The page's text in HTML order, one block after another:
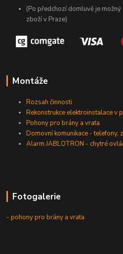
(Po předchozí domluvě je
zboží v Praze)
Montáže
Rozsah činnosti
Rekonstrukce elektroinstalace v
Pohony pro brány a vrata
Domovní komunikace - telefony,
Alarm JABLOTRON - chytré
Fotogalerie
- pohony pro brány a vrata